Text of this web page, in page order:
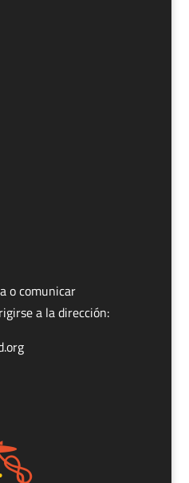
o comunicar
a la dirección: